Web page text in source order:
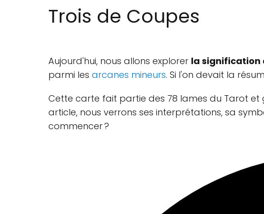
Trois de Coupes
Aujourd'hui, nous allons explorer la signification
parmi les arcanes mineurs. Si l'on devait la
Cette carte fait partie des 78 lames du Tarot et
article, nous verrons ses interprétations, sa
commencer ?